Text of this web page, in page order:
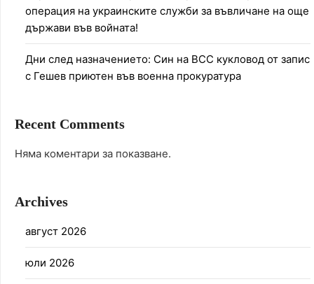
операция на украинските служби за въвличане на още
държави във войната!
Дни след назначението: Син на ВСС кукловод от запис
с Гешев приютен във военна прокуратура
Recent Comments
Няма коментари за показване.
Archives
август 2026
юли 2026